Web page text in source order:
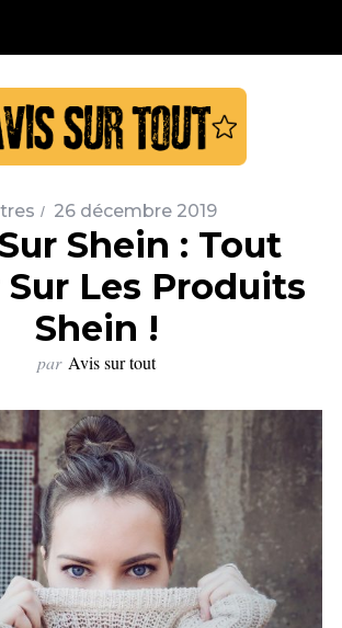
26 décembre 2019
Shein : Tout
Sur Les Produits
Shein !
par Avis sur tout